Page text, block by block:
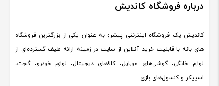
درباره فروشگاه کاندیش
کاندیش یک فروشگاه اینترنتی پیشرو به عنوان یکی از بزرگترین فروشگاه
های بانه با قابلیت خرید آنلاین از سایت در زمینه ارائه طیف گسترده‌ای از
لوازم خانگی، گوشی‌های موبایل، کالاهای دیجیتال، لوازم خودرو، گجت،
اسپیکر و کنسول‌های بازی...